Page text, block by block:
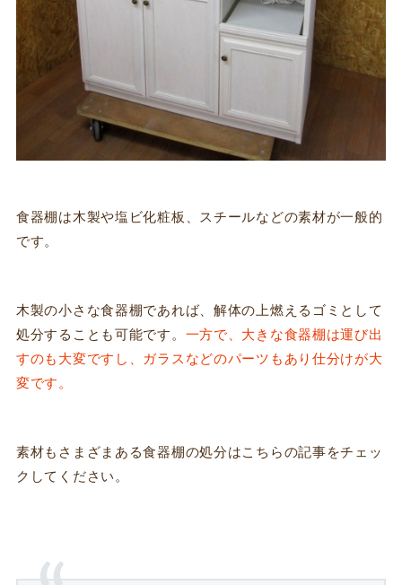
食器棚は木製や塩ビ化粧板、スチールなどの素材が一般的
です。
木製の小さな食器棚であれば、解体の上燃えるゴミとして
処分することも可能です。 一方で、 大きな食器棚は運び出
すのも大変ですし、ガラスなどのパーツもあり仕分けが大
変です。
素材もさまざまある食器棚の処分はこちらの記事 をチェッ
クしてください。